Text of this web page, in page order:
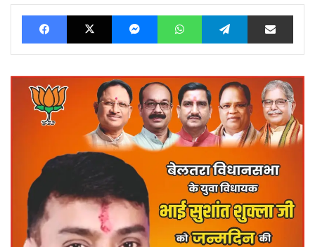
FacebookX MessengerWhatsAppTelegram Share via